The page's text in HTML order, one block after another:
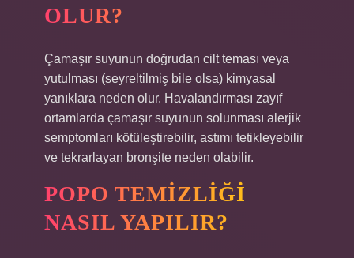
OLUR?
Çamaşır suyunun doğrudan cilt teması veya
yutulması (seyreltilmiş bile olsa) kimyasal
yanıklara neden olur. Havalandırması zayıf
ortamlarda çamaşır suyunun solunması alerjik
semptomları kötüleştirebilir, astımı tetikleyebilir
ve tekrarlayan bronşite neden olabilir.
POPO TEMIZLIĞI
NASIL YAPILIR?